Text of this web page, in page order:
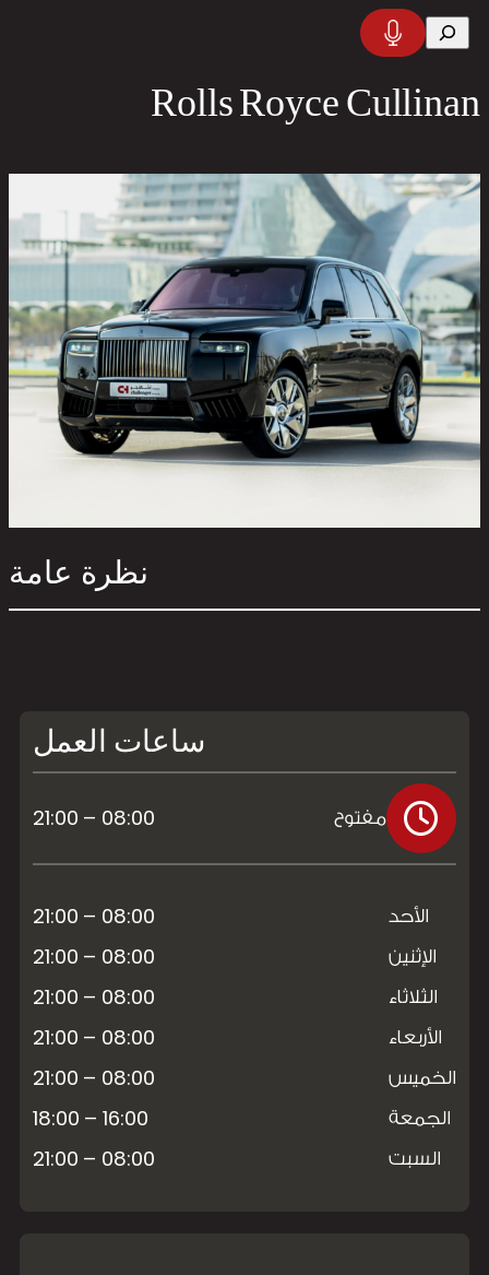
تخطى
إلى
البحث
Rolls Royce Cullinan
نظرة عامة
ساعات العمل
مفتوح 08:00 – 21:00
الأحد
الإثنين
الثلاثاء
الأربعاء
الخميس
الجمعة
السبت
08:00 – 21:00
08:00 – 21:00
08:00 – 21:00
08:00 – 21:00
08:00 – 21:00
16:00 – 18:00
08:00 – 21:00